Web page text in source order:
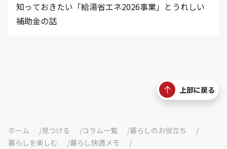
知っておきたい「給湯省エネ2026事業」とうれしい
補助金の話
上部に戻る
ホーム 見つける コラム一覧
暮らしのお役立ち
暮らしを楽しむ
暮らし快適メモ